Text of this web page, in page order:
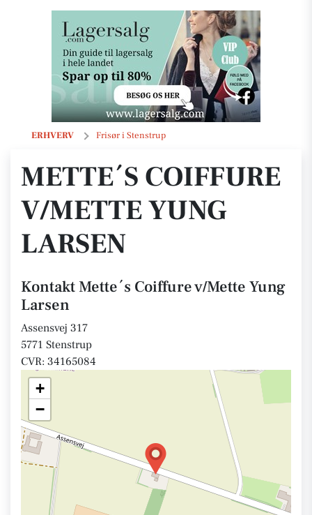
ERHVERV Frisør i Stenstrup
Mette´s Coiffure v/Mette Yung Larsen
METTE´S COIFFURE
V/METTE YUNG
LARSEN
Kontakt Mette´s Coiffure v/Mette Yung
Larsen
Assensvej 317
5771 Stenstrup
CVR: 34165084
+
−